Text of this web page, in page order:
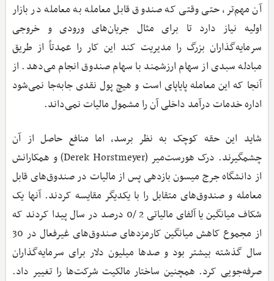
آن مهم‌تر، حتی وقتی که صندوق قابل معامله به معامله در بازار
اولیه نیاز دارد تا برای مثال جریان‌های ورودی و خروجی
سرمایه‌گذاران بزرگ را مدیریت کند این کار را عمدتاً از طریق
مبادله سبدی از سهام ارزشمند با سهام صندوق انجام می‌دهد. از
آنجا که این معامله پایاپای است و هیچ پول نقدی جابه‌جا نمی‌شود
اداره خدمات درآمد داخلی آن را مشمول مالیات نمی‌داند.
شاید این حقه کوچک به نظر برسد، اما منافع حاصل از آن
چشمگیرند. درک هورست‌میر (Derek Horstmeyer) و همکارانش
از دانشگاه جرج میسون بازدهی پس از مالیات در صندوق‌های قابل
معامله و صندوق‌های متقابل را با یکدیگر مقایسه کردند. آنها یک
شکاف میانگین یا آلفای مالیاتی 2 /0 درصد در سال پیدا کردند که
از مجموع کاهش میانگین کارمزدهای صندوق‌های غیرفعال در 30
سال گذشته بیشتر بود و صدها میلیون دلار برای سرمایه‌گذاران
صرفه‌جویی کرد. همچنین ساختار مالکیت شرکت‌ها را تغییر داد.